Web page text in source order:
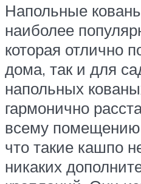
Напольные
наиболее
которая отлично
дома, так и для
напольных
гармонично
всему
что такие кашпо
никаких